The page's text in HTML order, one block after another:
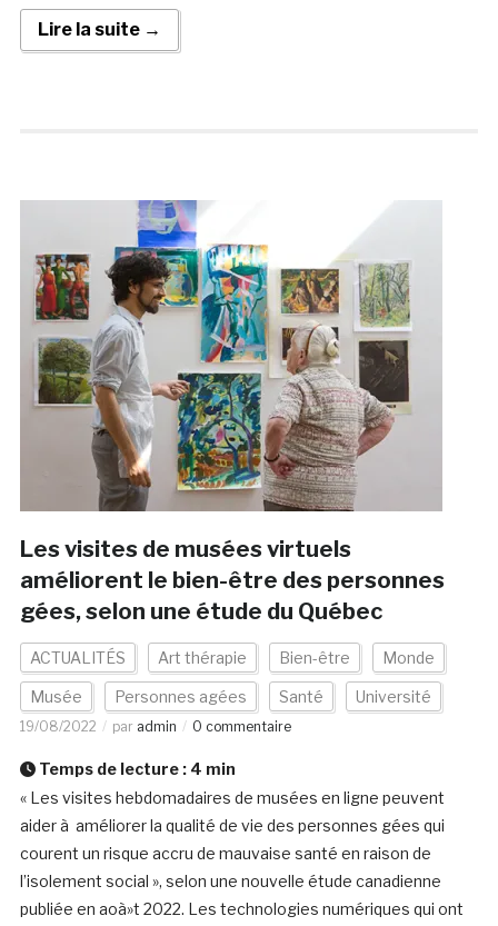
Lire la suite →
Les visites de musées virtuels
améliorent le bien-être des personnes
gées, selon une étude du Québec
ACTUALITÉS Art thérapie Bien-être Monde
Musée Personnes agées Santé Université
19/08/2022 par admin 0 commentaire
Temps de lecture : 4 min
« Les visites hebdomadaires de musées en ligne peuvent
aider à améliorer la qualité de vie des personnes gées qui
courent un risque accru de mauvaise santé en raison de
l’isolement social », selon une nouvelle étude canadienne
publiée en aoà»t 2022. Les technologies numériques qui ont